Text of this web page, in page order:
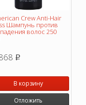
Crew Anti-Hair
Шампунь против
волос 250
p
В корзину
Отложить